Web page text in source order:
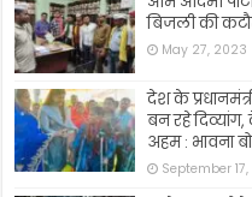
बिजली की
May 27, 2023
देश के
बन रहे
अहम : भावना
September